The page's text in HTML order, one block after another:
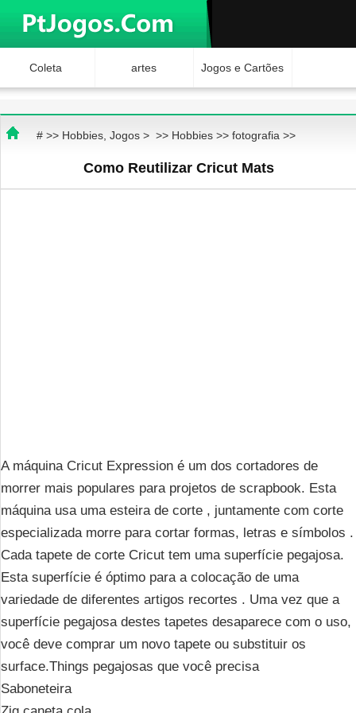
Coleta artes Jogos e Cartões
# >> Hobbies, Jogos> >> Hobbies>> fotografia >>
Como Reutilizar Cricut Mats
A máquina Cricut Expression é um dos cortadores de
morrer mais populares para projetos de scrapbook. Esta
máquina usa uma esteira de corte , juntamente com corte
especializada morre para cortar formas, letras e símbolos .
Cada tapete de corte Cricut tem uma superfície pegajosa.
Esta superfície é óptimo para a colocação de uma
variedade de diferentes artigos recortes . Uma vez que a
superfície pegajosa destes tapetes desaparece com o uso,
você deve comprar um novo tapete ou substituir os
surface.Things pegajosas que você precisa
Saboneteira